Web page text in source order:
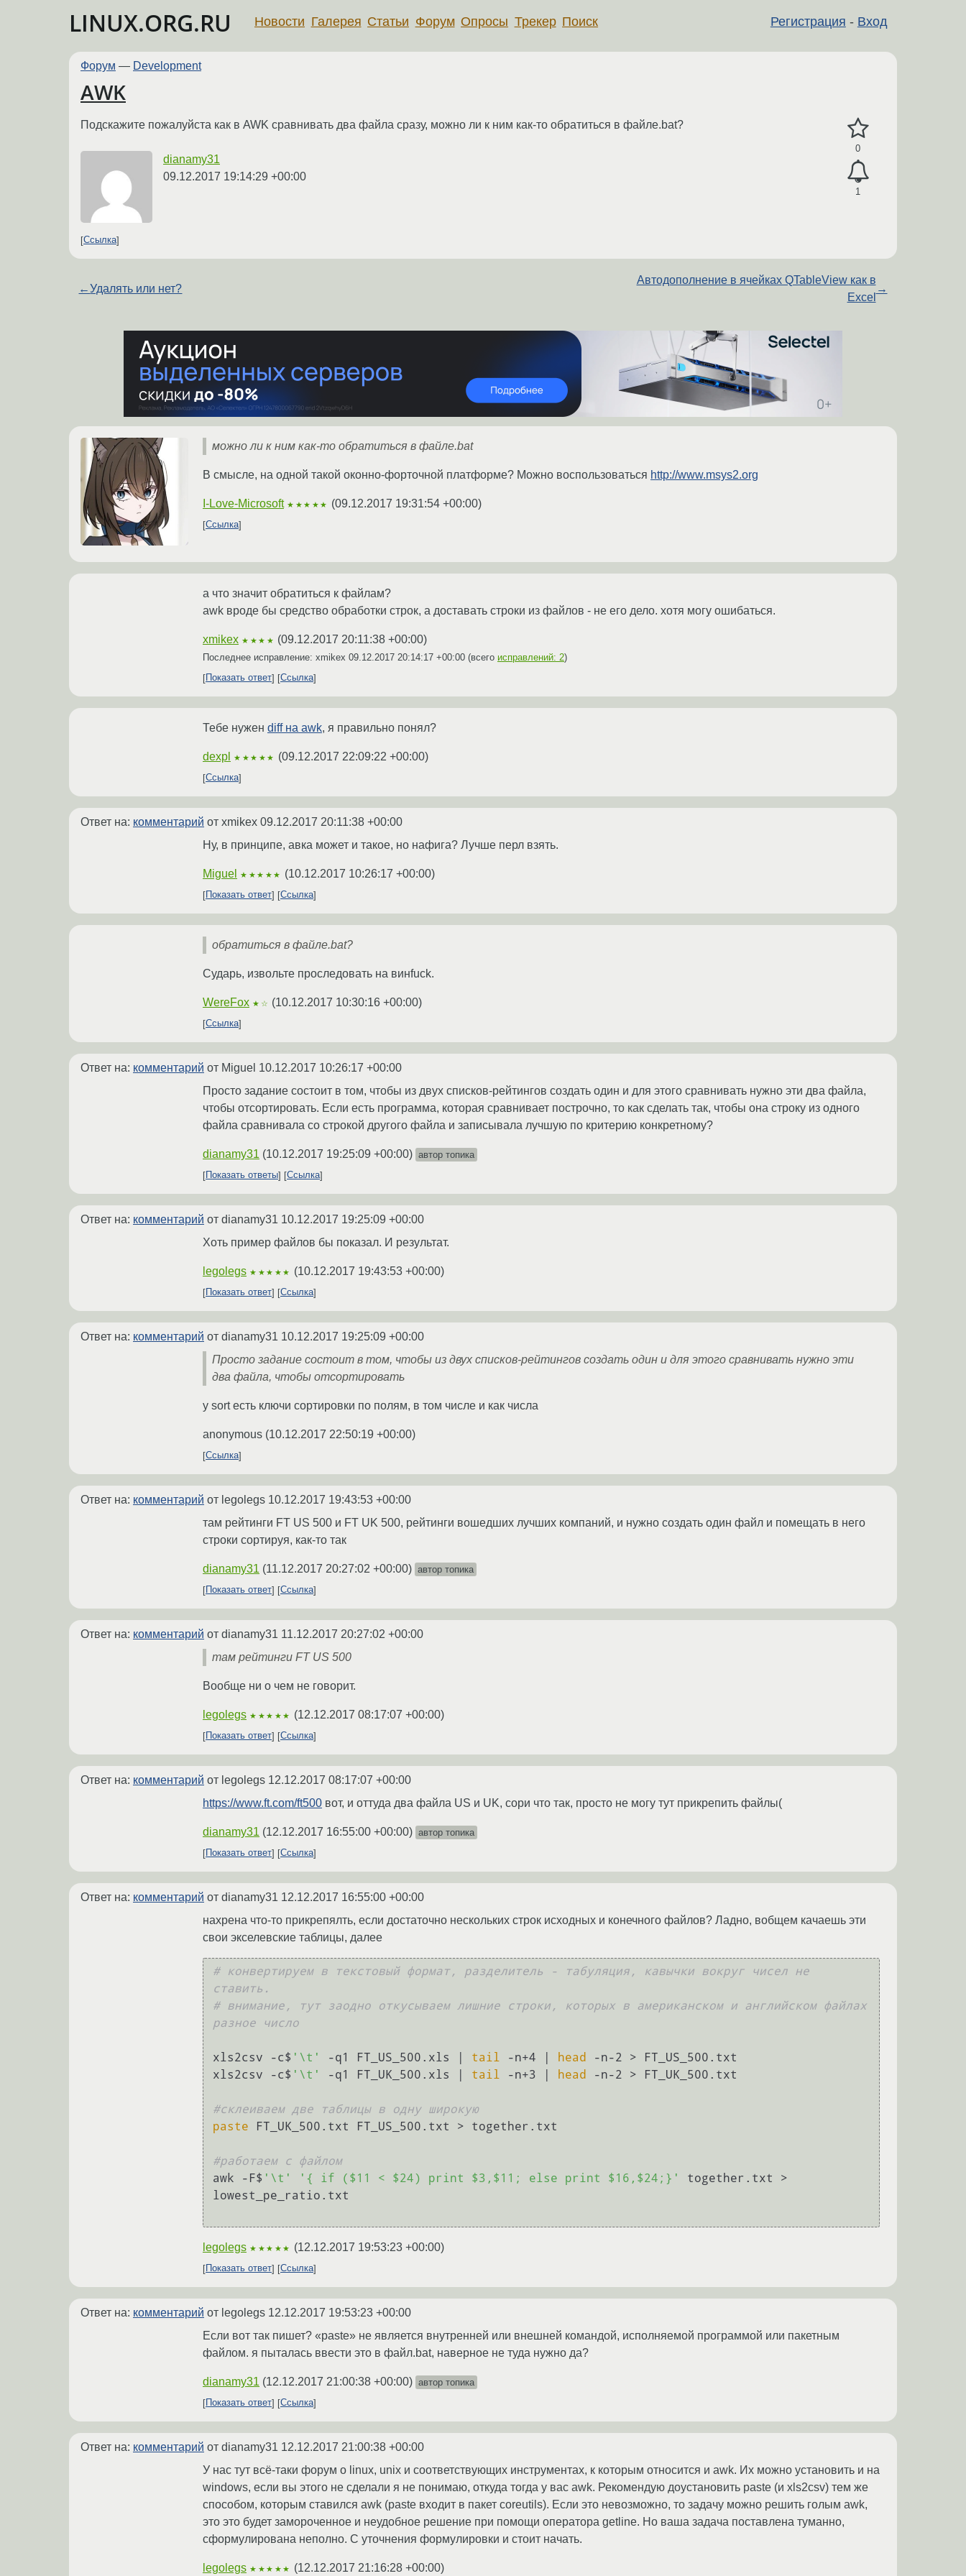
LINUX.ORG.RU Регистрация - Вход
Новости Галерея Статьи Форум Опросы Трекер Поиск
Форум — Development
AWK
0
1
Подскажите пожалуйста как в AWK сравнивать два файла сразу, можно ли к ним как-то обратиться в файле.bat?
dianamy31
09.12.2017 19:14:29 +00:00
Ссылка
←Удалять или нет?
Автодополнение в ячейках QTableView как в
Excel
→
можно ли к ним как-то обратиться в файле.bat
В смысле, на одной такой оконно-форточной платформе? Можно воспользоваться http://www.msys2.org
I-Love-Microsoft ★★★★★ (09.12.2017 19:31:54 +00:00)
Ссылка
а что значит обратиться к файлам?
awk вроде бы средство обработки строк, а доставать строки из файлов - не его дело. хотя могу ошибаться.
xmikex ★★★★ (09.12.2017 20:11:38 +00:00)
Последнее исправление: xmikex 09.12.2017 20:14:17 +00:00 (всего исправлений: 2)
Показать ответ
Ссылка
Тебе нужен diff на awk, я правильно понял?
dexpl ★★★★★ (09.12.2017 22:09:22 +00:00)
Ссылка
Ответ на: комментарий от xmikex 09.12.2017 20:11:38 +00:00
Ну, в принципе, авка может и такое, но нафига? Лучше перл взять.
Miguel ★★★★★ (10.12.2017 10:26:17 +00:00)
Показать ответ Ссылка
обратиться в файле.bat?
Сударь, извольте проследовать на винfuck.
WereFox ★☆ (10.12.2017 10:30:16 +00:00)
Ссылка
Ответ на: комментарий от Miguel 10.12.2017 10:26:17 +00:00
Просто задание состоит в том, чтобы из двух списков-рейтингов создать один и для этого сравнивать нужно эти два файла,
чтобы отсортировать. Если есть программа, которая сравнивает построчно, то как сделать так, чтобы она строку из одного
файла сравнивала со строкой другого файла и записывала лучшую по критерию конкретному?
dianamy31 (10.12.2017 19:25:09 +00:00) автор топика
Показать ответы
Ссылка
Ответ на: комментарий от dianamy31 10.12.2017 19:25:09 +00:00
Хоть пример файлов бы показал. И результат.
legolegs ★★★★★ (10.12.2017 19:43:53 +00:00)
Показать ответ Ссылка
Ответ на: комментарий от dianamy31 10.12.2017 19:25:09 +00:00
Просто задание состоит в том, чтобы из двух списков-рейтингов создать один и для этого сравнивать нужно эти
два файла, чтобы отсортировать
у sort есть ключи сортировки по полям, в том числе и как числа
anonymous (10.12.2017 22:50:19 +00:00)
Ссылка
Ответ на: комментарий от legolegs 10.12.2017 19:43:53 +00:00
там рейтинги FT US 500 и FT UK 500, рейтинги вошедших лучших компаний, и нужно создать один файл и помещать в него
строки сортируя, как-то так
dianamy31 (11.12.2017 20:27:02 +00:00) автор топика
Показать ответ
Ссылка
Ответ на: комментарий от dianamy31 11.12.2017 20:27:02 +00:00
там рейтинги FT US 500
Вообще ни о чем не говорит.
legolegs ★★★★★ (12.12.2017 08:17:07 +00:00)
Показать ответ Ссылка
Ответ на: комментарий от legolegs 12.12.2017 08:17:07 +00:00
https://www.ft.com/ft500 вот, и оттуда два файла US и UK, сори что так, просто не могу тут прикрепить файлы(
dianamy31 (12.12.2017 16:55:00 +00:00) автор топика
Показать ответ
Ссылка
Ответ на: комментарий от dianamy31 12.12.2017 16:55:00 +00:00
нахрена что-то прикрепялть, если достаточно нескольких строк исходных и конечного файлов? Ладно, вобщем качаешь эти
свои экселевские таблицы, далее
# конвертируем в текстовый формат, разделитель - табуляция, кавычки вокруг чисел не
ставить.
# внимание, тут заодно откусываем лишние строки, которых в американском и английском файлах
разное число
xls2csv -c$ '\t' -q1 FT_US_500.xls | tail -n+4 | head
-n-2 > FT_US_500.txt
xls2csv -c$ '\t' -q1 FT_UK_500.xls | tail -n+3 | head -n-2 > FT_UK_500.txt
#склеиваем две таблицы в одну широкую
paste FT_UK_500.txt FT_US_500.txt > together.txt
#работаем с файлом
awk -F$ '\t' '{ if ($11 < $24) print $3,$11; else print $16,$24;}'
together.txt >
lowest_pe_ratio.txt
legolegs ★★★★★ (12.12.2017 19:53:23 +00:00)
Показать ответ Ссылка
Ответ на: комментарий от legolegs 12.12.2017 19:53:23 +00:00
Если вот так пишет? «paste» не является внутренней или внешней командой, исполняемой программой или пакетным
файлом. я пыталась ввести это в файл.bat, наверное не туда нужно да?
dianamy31 (12.12.2017 21:00:38 +00:00) автор топика
Показать ответ
Ссылка
Ответ на: комментарий от dianamy31 12.12.2017 21:00:38 +00:00
У нас тут всё-таки форум о linux, unix и соответствующих инструментах, к которым относится и awk. Их можно установить и на
windows, если вы этого не сделали я не понимаю, откуда тогда у вас awk. Рекомендую доустановить paste (и xls2csv) тем же
способом, которым ставился awk (paste входит в пакет coreutils). Если это невозможно, то задачу можно решить голым awk,
это это будет замороченное и неудобное решение при помощи оператора getline. Но ваша задача поставлена туманно,
сформулирована неполно. С уточнения формулировки и стоит начать.
legolegs ★★★★★ (12.12.2017 21:16:28 +00:00)